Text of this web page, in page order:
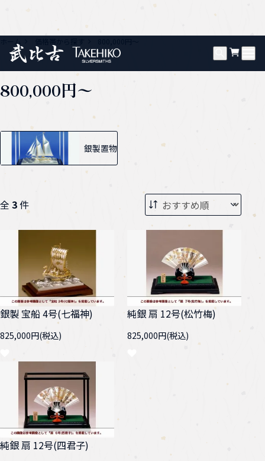
800,000円〜
グループ一覧
銀製置物
全 3件
銀製 宝船 4号(七福神)
825,000円(税込)
純銀 扇 12号(松竹梅)
825,000円(税込)
純銀 扇 12号(四君子)